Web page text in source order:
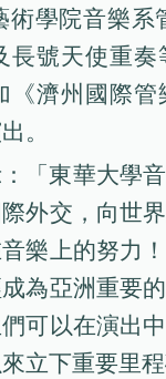
術學院音樂
長號天使重
《濟州國際
。
「東華大學
外交，向世
樂上的努力
為亞洲重要
可以在演出
立下重要里程